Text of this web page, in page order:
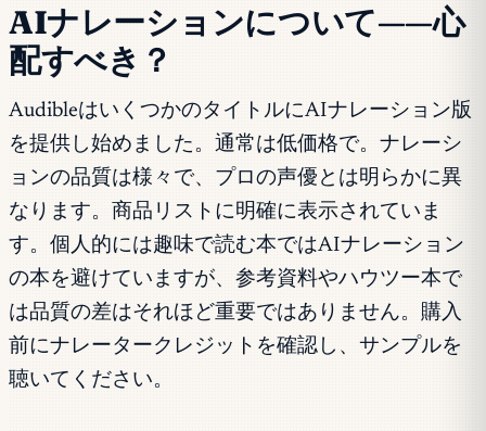
AIナレーションについて——心
配すべき？
AudibleはいくつかのタイトルにAIナレーション版
を提供し始めました。通常は低価格で。ナレーシ
ョンの品質は様々で、プロの声優とは明らかに異
なります。商品リストに明確に表示されていま
す。個人的には趣味で読む本ではAIナレーション
の本を避けていますが、参考資料やハウツー本で
は品質の差はそれほど重要ではありません。購入
前にナレータークレジットを確認し、サンプルを
聴いてください。